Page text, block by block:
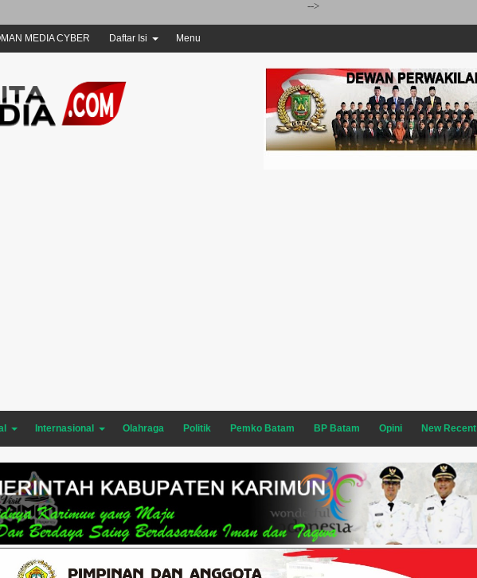
-->
MEDIA CYBER Daftar Isi Menu
Internasional Olahraga Politik Pemko Batam BP Batam Opini New Recent